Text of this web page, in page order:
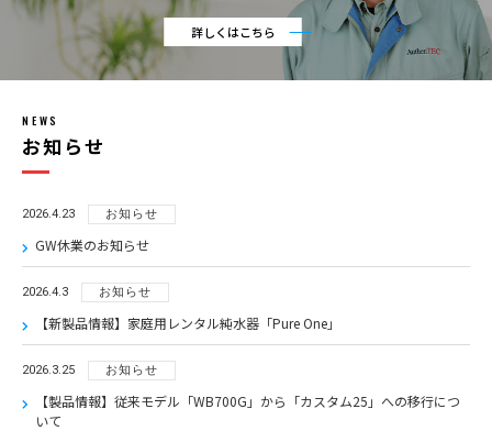
詳しくはこちら
NEWS
お知らせ
2026.4.23 お知らせ
GW休業のお知らせ
2026.4.3 お知らせ
【新製品情報】家庭用レンタル純水器「Pure One」
2026.3.25 お知らせ
【製品情報】従来モデル「WB700G」から「カスタム25」への移行につ
いて